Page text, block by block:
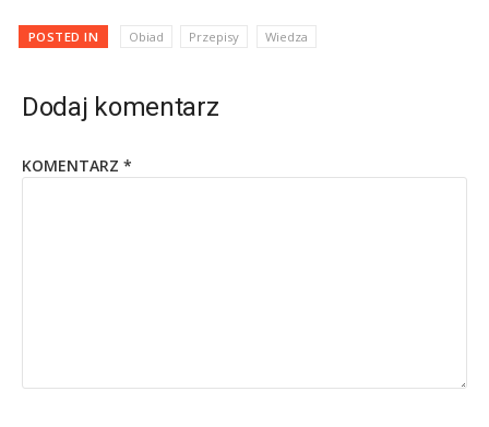
POSTED IN Obiad Przepisy Wiedza
Dodaj komentarz
KOMENTARZ *